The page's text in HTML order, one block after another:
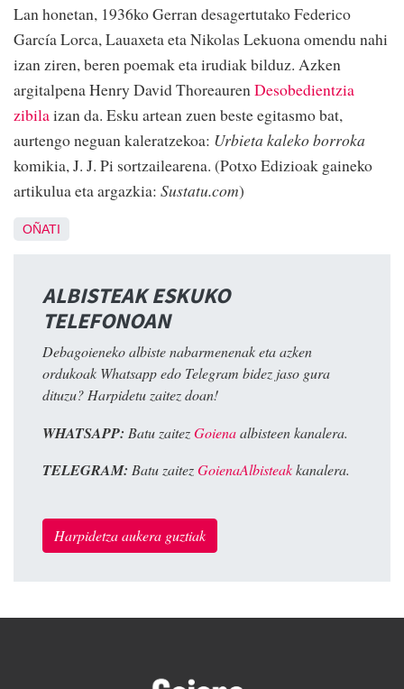
Lan honetan, 1936ko Gerran desagertutako Federico
García Lorca, Lauaxeta eta Nikolas Lekuona omendu nahi
izan ziren, beren poemak eta irudiak bilduz. Azken
argitalpena Henry David Thoreauren Desobedientzia
zibilaizan da. Esku artean zuen beste egitasmo bat,
aurtengo neguan kaleratzekoa: Urbieta kaleko borroka
komikia, J. J. Pi sortzailearena. (Potxo Edizioak gaineko
artikulua eta argazkia: Sustatu.com)
OÑATI
ALBISTEAK ESKUKO
TELEFONOAN
Debagoieneko albiste nabarmenenak eta azken
ordukoak Whatsapp edo Telegram bidez jaso gura
dituzu? Harpidetu zaitez doan!
WHATSAPP: Batu zaitezGoienaalbisteen kanalera.
TELEGRAM: Batu zaitezGoienaAlbisteakkanalera.
Harpidetza aukera guztiak